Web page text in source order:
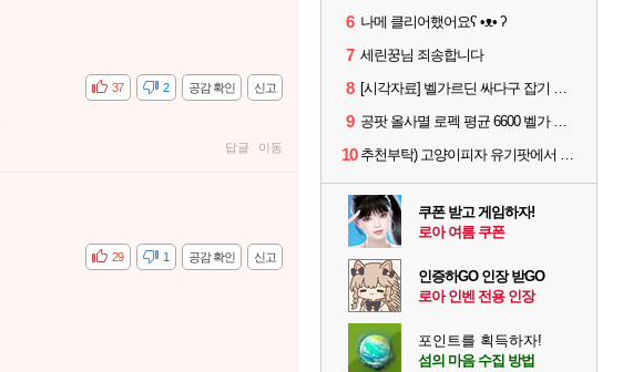
신고
공감 확인
비공감 2
37
답글 이동
신고
공감 확인
비공감 1
29
6 나메 클리어했어요ʕ •ᴥ• ʔ
7 세린꿍님 죄송합니다
8 [시각자료] 벨가르딘 싸다구 잡기 범위 일부
9 공팟 올사멸 로펙 평균 6600 벨가 나메 클리어
10 추천부탁) 고양이피자 유기팟에서 4막 구조요청을 드립니다!!!!
쿠폰 받고 게임하자!
로아 여름 쿠폰
인증하GO 인장 받GO
로아 인벤 전용 인장
포인트를 획득하자!
섬의 마음 수집 방법